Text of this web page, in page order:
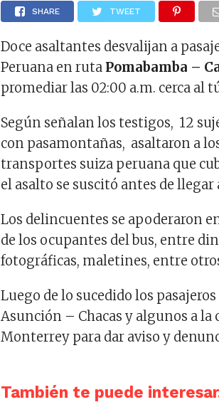
SHARE TWEET
Doce asaltantes desvalijan a
Peruana en ruta Pomabamba –
promediar las 02:00 a.m. cerca al
Según señalan los testigos, 12
con pasamontañas, asaltaron a
transportes suiza peruana que
el asalto se suscitó antes de
Los delincuentes se apoderaron
de los ocupantes del bus, entre
fotográficas, maletines, entre
Luego de lo sucedido los
Asunción – Chacas y algunos a la
Monterrey para dar aviso y
También te puede